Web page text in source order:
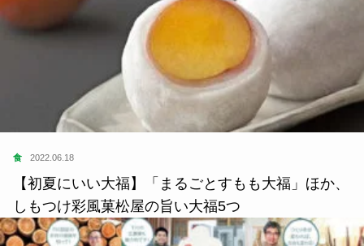
食 2022.06.18
【初夏にいい大福】「まるごとすもも大福」ほか、
しもつけ彩風菓松屋の旨い大福5つ